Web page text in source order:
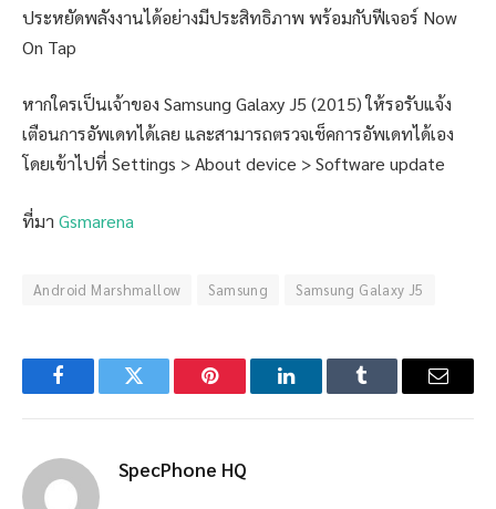
ประหยัดพลังงานได้อย่างมีประสิทธิภาพ พร้อมกับฟีเจอร์ Now
On Tap
หากใครเป็นเจ้าของ Samsung Galaxy J5 (2015) ให้รอรับแจ้ง
เตือนการอัพเดทได้เลย และสามารถตรวจเช็คการอัพเดทได้เอง
โดยเข้าไปที่ Settings > About device > Software update
ที่มา Gsmarena
Android Marshmallow Samsung Samsung Galaxy J5
FacebookTwitter Pinterest LinkedInTumblr Email
SpecPhone HQ